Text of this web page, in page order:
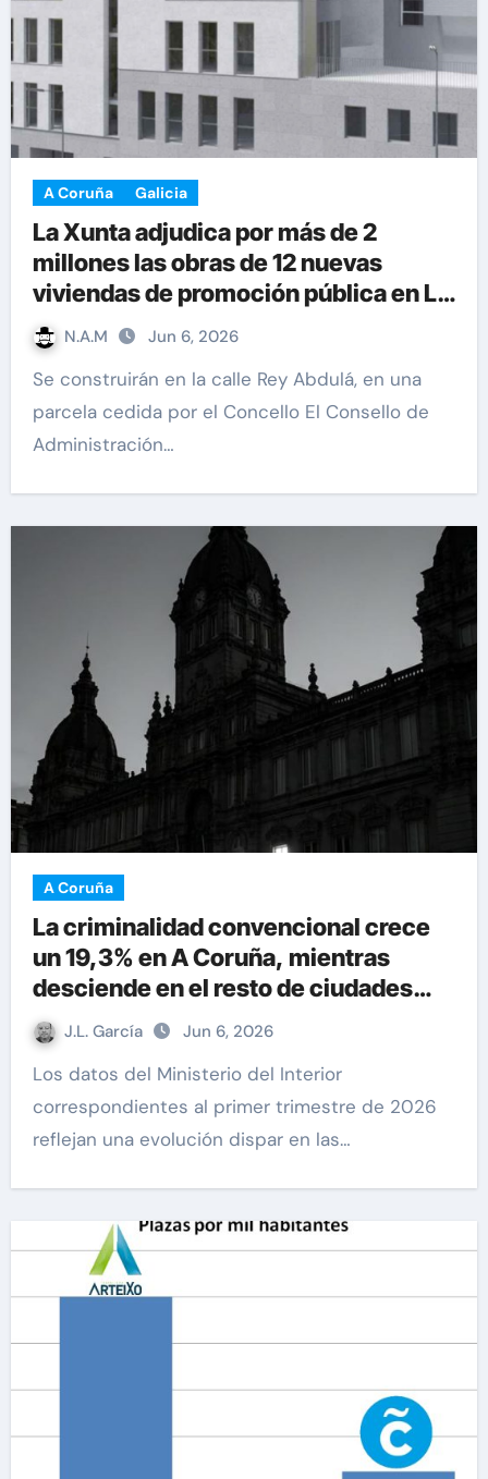
A Coruña Galicia
La Xunta adjudica por más de 2
millones las obras de 12 nuevas
viviendas de promoción pública en La
Coruña
N.A.M Jun 6, 2026
Se construirán en la calle Rey Abdulá, en una
parcela cedida por el Concello El Consello de
Administración…
A Coruña
La criminalidad convencional crece
un 19,3% en A Coruña, mientras
desciende en el resto de ciudades
gallegas
J.L. García Jun 6, 2026
Los datos del Ministerio del Interior
correspondientes al primer trimestre de 2026
reflejan una evolución dispar en las…